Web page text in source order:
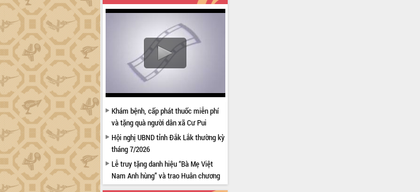
Khám bệnh, cấp phát thuốc miễn phí
và tặng quà người dân xã Cư Pui
Hội nghị UBND tỉnh Đắk Lắk thường kỳ
tháng 7/2026
Lễ truy tặng danh hiệu “Bà Mẹ Việt
Nam Anh hùng” và trao Huân chương
Lao động